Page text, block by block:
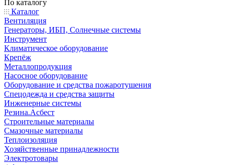
По каталогу
Каталог
Вентиляция
Генераторы, ИБП, Солнечные системы
Инструмент
Климатическое оборудование
Крепёж
Металлопродукция
Насосное оборудование
Оборудование и средства пожаротушения
Спецодежда и средства защиты
Инженерные системы
Резина.Асбест
Строительные материалы
Смазочные материалы
Теплоизоляция
Хозяйственные принадлежности
Электротовары